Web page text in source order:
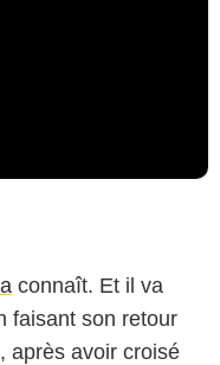
connaît. Et il va
faisant son retour
, après avoir croisé